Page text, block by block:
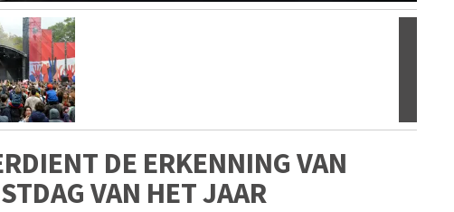
DE ERKENNING VAN
VAN HET JAAR